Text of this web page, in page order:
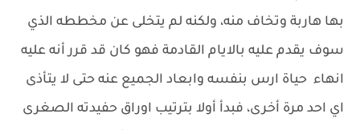
بها هاربة وتخاف منه، ولكنه لم يتخلى عن مخططه الذي
سوف يقدم عليه بالايام القادمة فهو كان قد قرر أنه عليه
انهاء حياة ارس بنفسه وابعاد الجميع عنه حتى لا يتأذى
اي احد مرة أخرى، فبدأ أولا بترتيب اوراق حفيدته الصغرى